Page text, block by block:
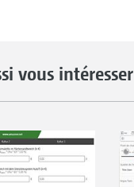
vous intéresser